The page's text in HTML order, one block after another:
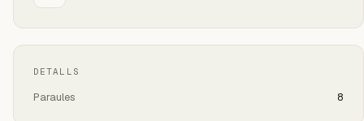
DETALLS
Paraules 8